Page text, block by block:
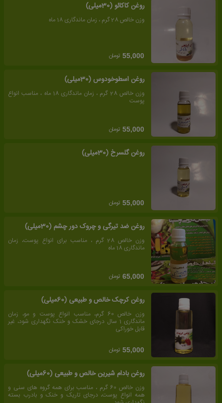
روغن کاکائو (30میلی)
وزن خالص 28 گرم ، زمان ماندگاری 18 ماه
55,000 تومان
روغن اسطوخودوس (30میلی)
وزن خالص 28 گرم ، زمان ماندگاری 18 ماه ، مناسب انواع
پوست
55,000 تومان
روغن گلسرخ (30میلی)
55,000 تومان
روغن ضد تیرگی و چروک دور چشم (30میلی)
وزن خالص 28 گرم ، مناسب برای انواع پوست، زمان
ماندگاری 18 ماه
65,000 تومان
روغن کرچک خالص و طبیعی (60میلی)
وزن خالص 60 گرم، مناسب انواع پوست و مو، زمان
ماندگاری 1 سال درجای خشک و خنک نگهداری شود، غیر
قابل خوراکی
55,000 تومان
روغن بادام شیرین خالص و طبیعی (60میلی)
وزن خالص 60 گرم ، مناسب برای همه گروه های سنی و
همه انواع پوست، درجای تاریک و خنک و بادرب بسته